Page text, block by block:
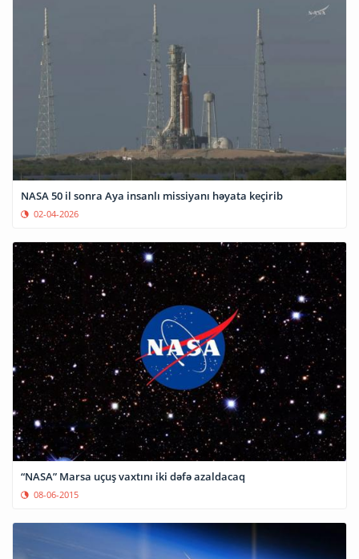
NASA 50 il sonra Aya insanlı missiyanı həyata keçirib
02-04-2026
“NASA” Marsa uçuş vaxtını iki dəfə azaldacaq
08-06-2015